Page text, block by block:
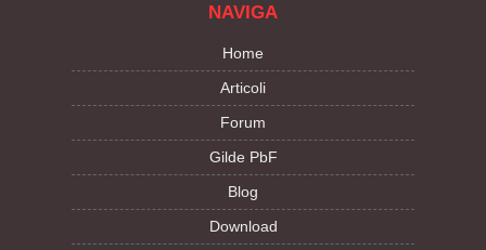
NAVIGA
Home
Articoli
Forum
Gilde PbF
Blog
Download